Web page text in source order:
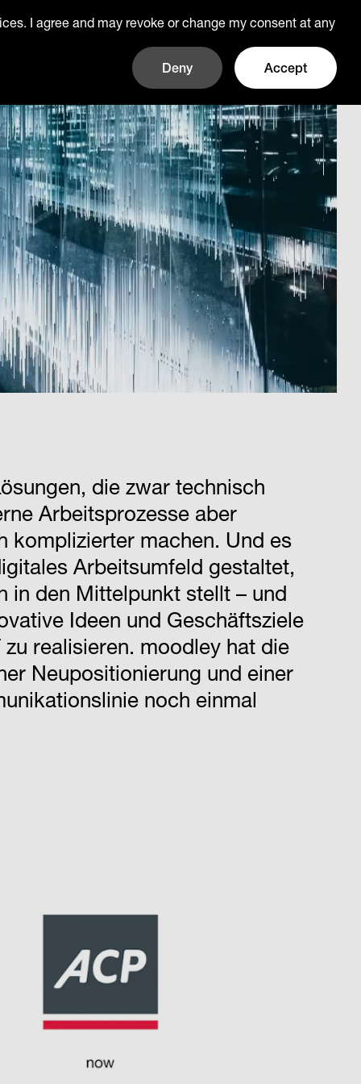
die zwar technisch
Arbeitsprozesse aber
komplizierter machen. Und es
Arbeitsumfeld gestaltet,
in den Mittelpunkt stellt – und
Ideen und Geschäftsziele
realisieren. moodley hat die
Neupositionierung und einer
noch einmal
ein hohes Tempo und eine
ist schon lange bekannt für
Services. Das
wie wichtig eine
für den
I agree and may revoke or change my consent at any
Deny
Accept